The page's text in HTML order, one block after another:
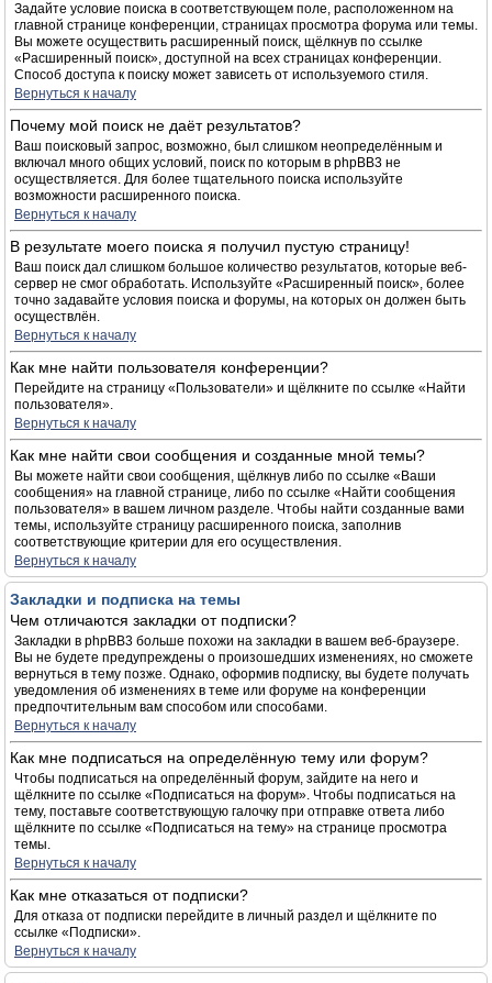
Задайте условие поиска в соответствующем поле, расположенном на
главной странице конференции, страницах просмотра форума или темы.
Вы можете осуществить расширенный поиск, щёлкнув по ссылке
«Расширенный поиск», доступной на всех страницах конференции.
Способ доступа к поиску может зависеть от используемого стиля.
Вернуться к началу
Почему мой поиск не даёт результатов?
Ваш поисковый запрос, возможно, был слишком неопределённым и
включал много общих условий, поиск по которым в phpBB3 не
осуществляется. Для более тщательного поиска используйте
возможности расширенного поиска.
Вернуться к началу
В результате моего поиска я получил пустую страницу!
Ваш поиск дал слишком большое количество результатов, которые веб-
сервер не смог обработать. Используйте «Расширенный поиск», более
точно задавайте условия поиска и форумы, на которых он должен быть
осуществлён.
Вернуться к началу
Как мне найти пользователя конференции?
Перейдите на страницу «Пользователи» и щёлкните по ссылке «Найти
пользователя».
Вернуться к началу
Как мне найти свои сообщения и созданные мной темы?
Вы можете найти свои сообщения, щёлкнув либо по ссылке «Ваши
сообщения» на главной странице, либо по ссылке «Найти сообщения
пользователя» в вашем личном разделе. Чтобы найти созданные вами
темы, используйте страницу расширенного поиска, заполнив
соответствующие критерии для его осуществления.
Вернуться к началу
Закладки и подписка на темы
Чем отличаются закладки от подписки?
Закладки в phpBB3 больше похожи на закладки в вашем веб-браузере.
Вы не будете предупреждены о произошедших изменениях, но сможете
вернуться в тему позже. Однако, оформив подписку, вы будете получать
уведомления об изменениях в теме или форуме на конференции
предпочтительным вам способом или способами.
Вернуться к началу
Как мне подписаться на определённую тему или форум?
Чтобы подписаться на определённый форум, зайдите на него и
щёлкните по ссылке «Подписаться на форум». Чтобы подписаться на
тему, поставьте соответствующую галочку при отправке ответа либо
щёлкните по ссылке «Подписаться на тему» на странице просмотра
темы.
Вернуться к началу
Как мне отказаться от подписки?
Для отказа от подписки перейдите в личный раздел и щёлкните по
ссылке «Подписки».
Вернуться к началу